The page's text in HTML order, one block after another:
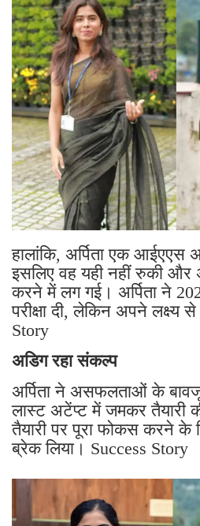
हालांकि, अर्पिता एक आईएएस
इसलिए वह यही नहीं रुकी और
करने में लग गई। अर्पिता ने
परीक्षा दी, लेकिन अपने लक्ष्य
Story
अडिग रहा संकल्प
अर्पिता ने असफलताओं के
लास्ट अटेंप्ट में जमकर तैयारी
तैयारी पर पूरा फोकस करने के
ब्रेक लिया। Success Story